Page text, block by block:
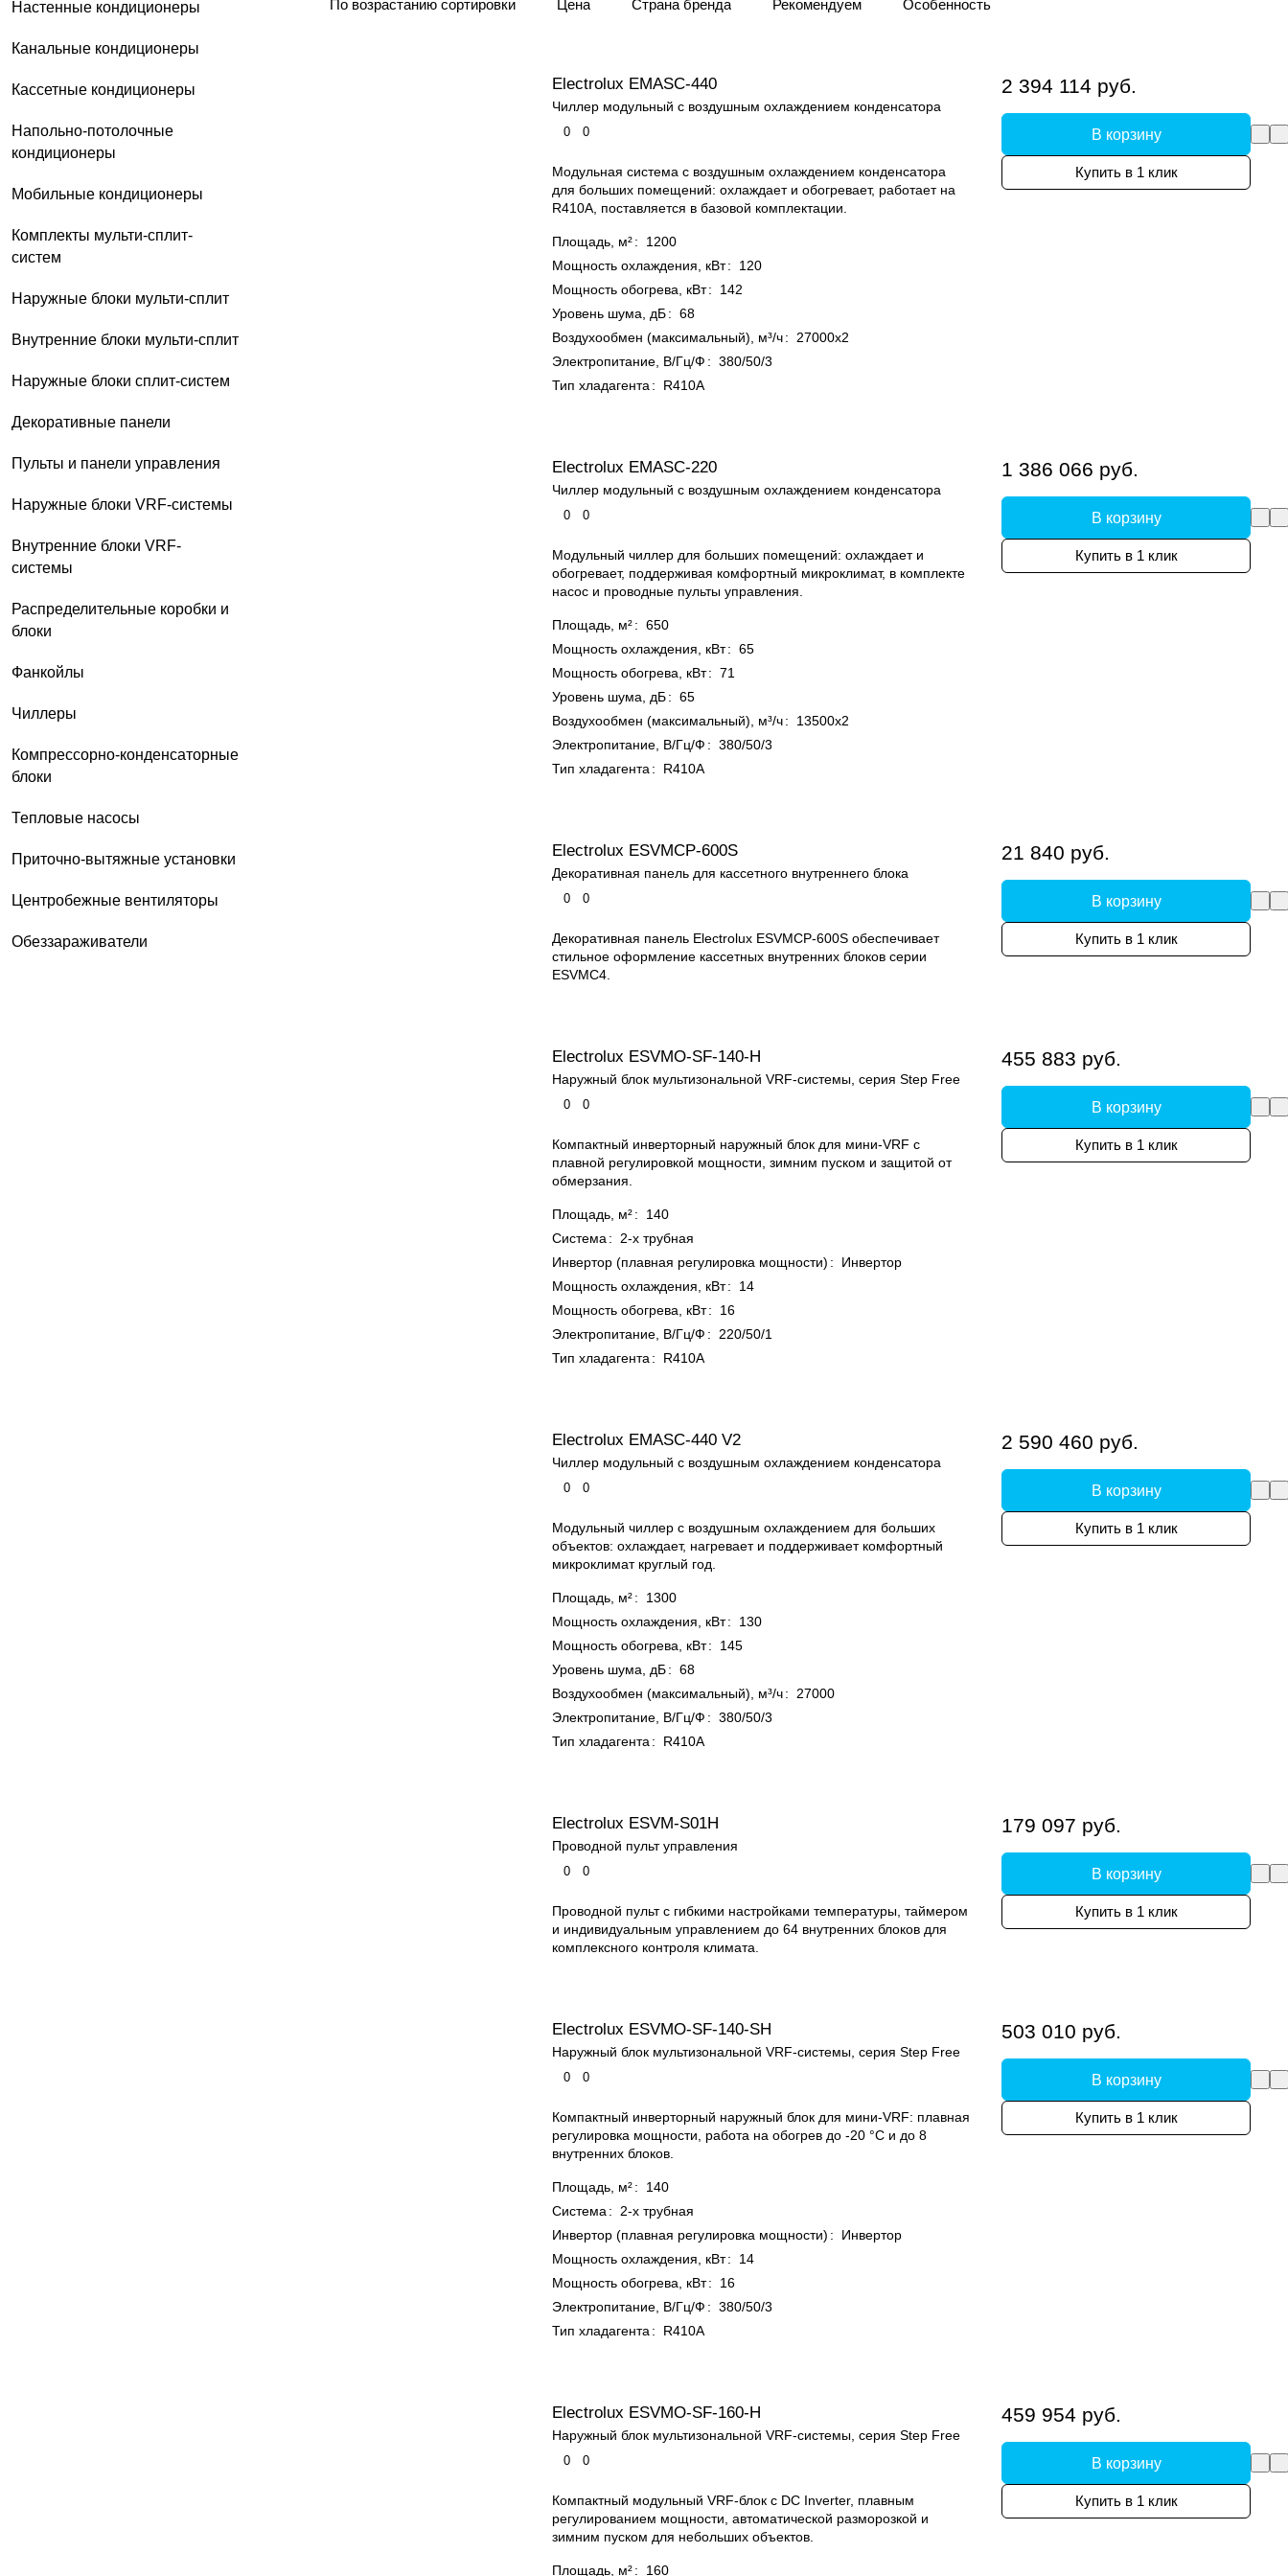
Наружные блоки систем охлаждения– неотъемлемая часть охлаждающих сплит-систем. Предназначены для охлаждения
устанавливаться как на стены, так и на потолок.
Настенные кондиционеры
Канальные кондиционеры
Кассетные кондиционеры
Напольно-потолочные
кондиционеры
Мобильные кондиционеры
Комплекты мульти-сплит-
систем
Наружные блоки мульти-сплит
Внутренние блоки мульти-сплит
Наружные блоки сплит-систем
Декоративные панели
Пульты и панели управления
Наружные блоки VRF-системы
Внутренние блоки VRF-
системы
Распределительные коробки и
блоки
Фанкойлы
Чиллеры
Компрессорно-конденсаторные
блоки
Тепловые насосы
Приточно-вытяжные установки
Центробежные вентиляторы
Обеззараживатели
По возрастанию сортировки Цена Страна бренда Рекомендуем Особенность
Electrolux EMASC-440
Чиллер модульный с воздушным охлаждением конденсатора
0 0
Модульная система с воздушным охлаждением конденсатора
для больших помещений: охлаждает и обогревает, работает на
R410A, поставляется в базовой комплектации.
Площадь, м²:
1200
Мощность охлаждения, кВт:
120
Мощность обогрева, кВт:
142
Уровень шума, дБ: 68
Воздухообмен (максимальный), м³/ч:
27000x2
Электропитание, В/Гц/Ф : 380/50/3
Тип хладагента : R410A
2 394 114 руб.
В корзину
Купить в 1 клик
Electrolux EMASC-220
Чиллер модульный с воздушным охлаждением конденсатора
0 0
Модульный чиллер для больших помещений: охлаждает и
обогревает, поддерживая комфортный микроклимат, в комплекте
насос и проводные пульты управления.
Площадь, м²: 650
Мощность охлаждения, кВт: 65
Мощность обогрева, кВт: 71
Уровень шума, дБ: 65
Воздухообмен (максимальный), м³/ч:
13500x2
Электропитание, В/Гц/Ф : 380/50/3
Тип хладагента : R410A
1 386 066 руб.
В корзину
Купить в 1 клик
Electrolux ESVMCP-600S
Декоративная панель для кассетного внутреннего блока
0 0
Декоративная панель Electrolux ESVMCP-600S обеспечивает
стильное оформление кассетных внутренних блоков серии
ESVMC4.
21 840 руб.
В корзину
Купить в 1 клик
Electrolux ESVMO-SF-140-H
Наружный блок мультизональной VRF-системы, серия Step Free
0 0
Компактный инверторный наружный блок для мини-VRF с
плавной регулировкой мощности, зимним пуском и защитой от
обмерзания.
Площадь, м²:
140
Система :
2-х трубная
Инвертор (плавная регулировка мощности) :
Инвертор
Мощность охлаждения, кВт:
14
Мощность обогрева, кВт:
16
Электропитание, В/Гц/Ф :
220/50/1
Тип хладагента : R410A
455 883 руб.
В корзину
Купить в 1 клик
Electrolux EMASC-440 V2
Чиллер модульный с воздушным охлаждением конденсатора
0 0
Модульный чиллер с воздушным охлаждением для больших
объектов: охлаждает, нагревает и поддерживает комфортный
микроклимат круглый год.
Площадь, м²:
1300
Мощность охлаждения, кВт:
130
Мощность обогрева, кВт:
145
Уровень шума, дБ: 68
Воздухообмен (максимальный), м³/ч:
27000
Электропитание, В/Гц/Ф : 380/50/3
Тип хладагента : R410A
2 590 460 руб.
В корзину
Купить в 1 клик
Electrolux ESVM-S01H
Проводной пульт управления
0 0
Проводной пульт с гибкими настройками температуры, таймером
и индивидуальным управлением до 64 внутренних блоков для
комплексного контроля климата.
179 097 руб.
В корзину
Купить в 1 клик
Electrolux ESVMO-SF-140-SH
Наружный блок мультизональной VRF-системы, серия Step Free
0 0
Компактный инверторный наружный блок для мини-VRF: плавная
регулировка мощности, работа на обогрев до -20 °C и до 8
внутренних блоков.
Площадь, м²:
140
Система :
2-х трубная
Инвертор (плавная регулировка мощности) :
Инвертор
Мощность охлаждения, кВт:
14
Мощность обогрева, кВт:
16
Электропитание, В/Гц/Ф : 380/50/3
Тип хладагента : R410A
503 010 руб.
В корзину
Купить в 1 клик
Electrolux ESVMO-SF-160-H
Наружный блок мультизональной VRF-системы, серия Step Free
0 0
Компактный модульный VRF-блок с DC Inverter, плавным
регулированием мощности, автоматической разморозкой и
зимним пуском для небольших объектов.
Площадь, м²: 160
459 954 руб.
В корзину
Купить в 1 клик